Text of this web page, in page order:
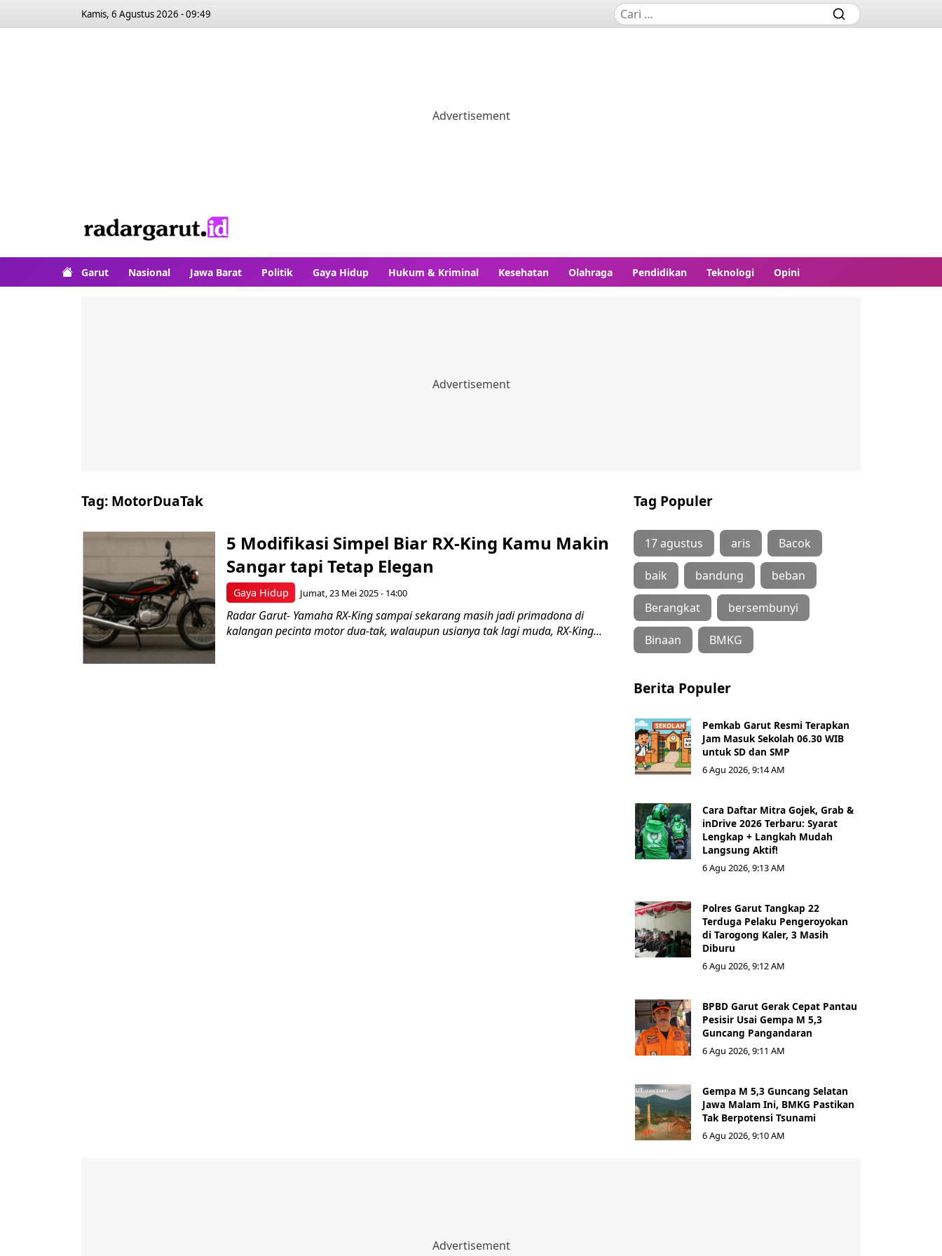
Kamis, 6 Agustus 2026 - 09:49
Garut Nasional Jawa Barat Politik Gaya Hidup Hukum & Kriminal Kesehatan Olahraga Pendidikan Teknologi Opini
Tag: MotorDuaTak
Gaya Hidup
5 Modifikasi Simpel Biar RX-King Kamu Makin
Sangar tapi Tetap Elegan
Jumat, 23 Mei 2025 - 14:00
Radar Garut- Yamaha RX-King sampai sekarang masih jadi primadona di
kalangan pecinta motor dua-tak, walaupun usianya tak lagi muda, RX-King...
Tag Populer
17 agustus aris Bacok
baik bandung beban
Berangkat bersembunyi
Binaan BMKG
Berita Populer
Pemkab Garut Resmi Terapkan
Jam Masuk Sekolah 06.30 WIB
untuk SD dan SMP
6 Agu 2026, 9:14 AM
Cara Daftar Mitra Gojek, Grab &
inDrive 2026 Terbaru: Syarat
Lengkap + Langkah Mudah
Langsung Aktif!
6 Agu 2026, 9:13 AM
Polres Garut Tangkap 22
Terduga Pelaku Pengeroyokan
di Tarogong Kaler, 3 Masih
Diburu
6 Agu 2026, 9:12 AM
BPBD Garut Gerak Cepat Pantau
Pesisir Usai Gempa M 5,3
Guncang Pangandaran
6 Agu 2026, 9:11 AM
Gempa M 5,3 Guncang Selatan
Jawa Malam Ini, BMKG Pastikan
Tak Berpotensi Tsunami
6 Agu 2026, 9:10 AM